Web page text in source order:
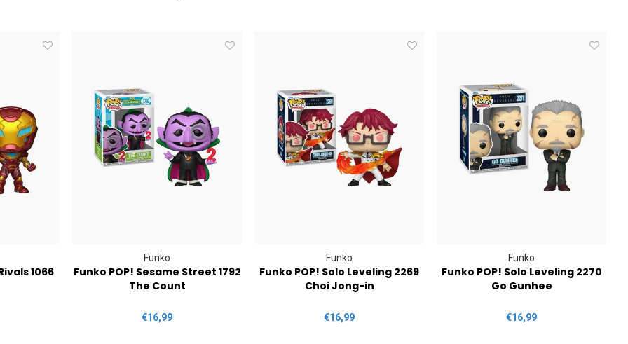
1066
Funko
Funko POP! Sesame Street 1792
The Count
€16,99
Funko
Funko POP! Solo Leveling 2269
Choi Jong-in
€16,99
Funko
Funko POP! Solo Leveling 2270
Go Gunhee
€16,99